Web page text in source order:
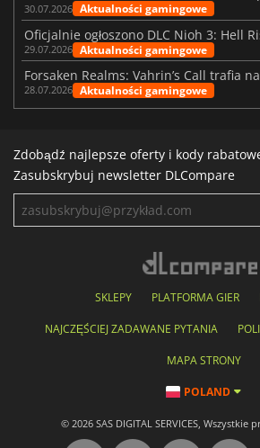
30.07.2026 Aktualności gamingowe
Oficjalnie ogłoszono DLC Nioh 3: Hell
29.07.2026 Aktualności gamingowe
28.07.2026 Aktualności gamingowe
Zdobądź najlepsze oferty i kody
Zasubskrybuj newsletter DLCompare
SKLEPY PLATFORMA GIER
NAJCZĘŚCIEJ ZADAWANE PYTANIA
MAPA STRONY
POLAND
© 2026 SAS DIGITAL SERVICES, Wszystkie